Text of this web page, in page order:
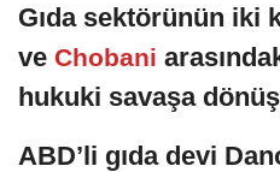
Gıda sektörünün iki
ve Chobani
hukuki savaşa
ABD’li gıda devi